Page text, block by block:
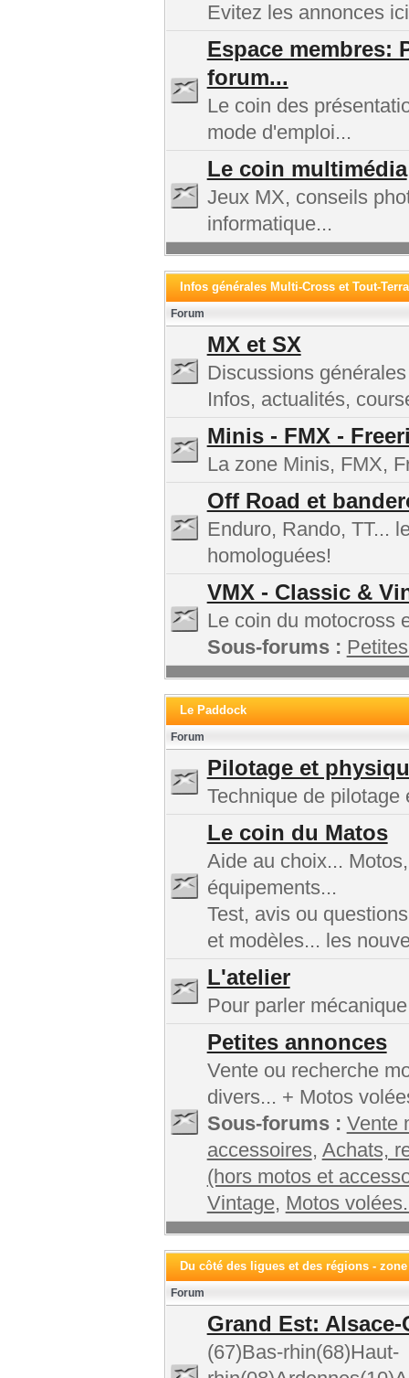
Evitez les annonces
Espace membres:
forum...
Le coin des
mode d'emploi...
Le coin multimédia
Jeux MX, conseils
informatique...
Infos générales Multi-Cross et Tout-
Forum
MX et SX
Discussions
Infos, actualités,
Minis - FMX -
La zone Minis, FMX,
Off Road et
Enduro, Rando, TT...
homologuées!
VMX - Classic &
Le coin du motocross
Sous-forums :
Le Paddock
Forum
Pilotage et
Technique de
Le coin du Matos
Aide au choix...
équipements...
Test, avis ou
et modèles... les
L'atelier
Pour parler
Petites annonces
Vente ou recherche
divers... + Motos
Sous-forums : Vente
accessoires, Achats,
(hors motos et
Vintage, Motos
Du côté des ligues et des régions -
Forum
Grand Est:
(67)Bas-rhin(68)Haut-